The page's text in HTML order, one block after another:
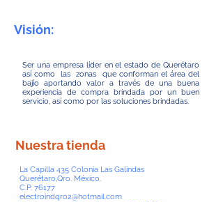
Visión:
Ser una empresa líder en el estado de Querétaro
así como las zonas que conforman el área del
bajío aportando valor a través de una buena
experiencia de compra brindada por un buen
servicio, así como por las soluciones brindadas.
Nuestra tienda
La Capilla 435 Colonia Las Galindas
Querétaro,Qro. México.
C.P. 76177
electroindqro2@hotmail.com